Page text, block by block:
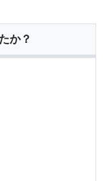
か？